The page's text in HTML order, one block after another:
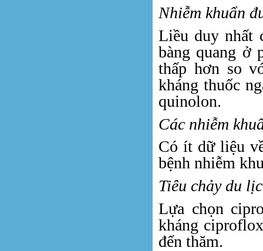
Nhiễm khuẩn
Liều duy nhất
bàng quang ở
thấp hơn so
kháng thuốc
quinolon.
Các nhiễm
Có ít dữ liệu
bệnh nhiễm
Tiêu chảy du
Lựa chọn
kháng
đến thăm.